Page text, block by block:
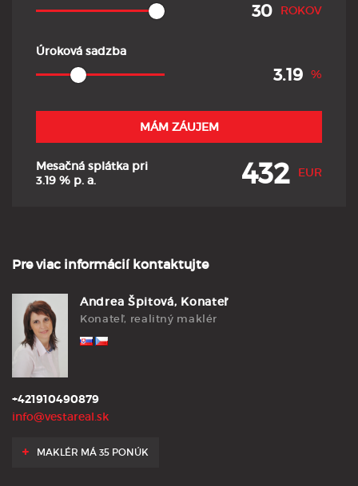
ROKOV
Úroková sadzba
%
MÁM ZÁUJEM
Mesačná splátka pri
3.19 % p. a. 432 EUR
Pre viac informácií kontaktujte
Andrea Špitová, Konateľ
Konateľ, realitný maklér
+421910490879
info@vestareal.sk
MAKLÉR MÁ 35 PONÚK